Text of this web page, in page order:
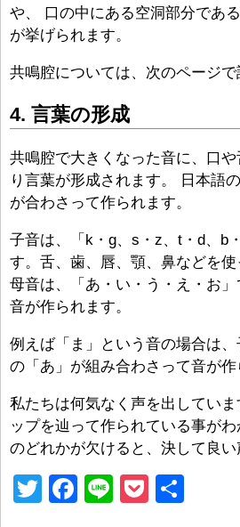
や、 口の中にある空洞部分である
が挙げられます。
共鳴腔については、次のページで
4. 言葉の形成
共鳴腔で大きくなった音に、口
り言葉が形成されます。 日本語
が合わさって作られます。
子音は、「k・g、s・z、t・d、b
す。舌、歯、唇、顎、鼻などを使
母音は、「あ・い・う・え・お
音が作られます。
例えば「ま」という音の場合は
の「あ」が組み合わさって音が作
私たちは何気なく声を出してい
ップを辿って作られている事が
のどれかが欠けると、決して良い
T
F
Li
P